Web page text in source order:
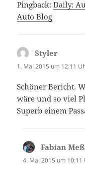
Pingback:Daily:
Auto Blog
Styler
1. Mai 2015 um 12:11
Schöner Bericht.
wäre und so viel
Superb einem
Fabian
4. Mai 2015 um 10:11